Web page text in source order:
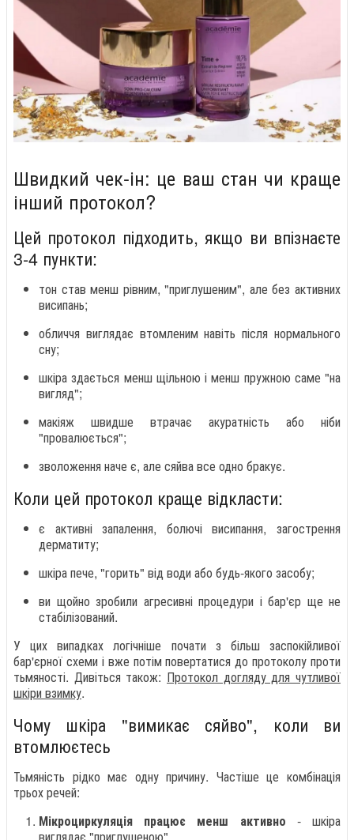
Швидкий чек-ін: це ваш стан чи краще
інший протокол?
Цей протокол підходить, якщо ви впізнаєте
3-4 пункти:
тон став менш рівним, "приглушеним", але без активних
висипань;
обличчя виглядає втомленим навіть після нормального
сну;
шкіра здається менш щільною і менш пружною саме "на
вигляд";
макіяж швидше втрачає акуратність або ніби
"провалюється";
зволоження наче є, але сяйва все одно бракує.
Коли цей протокол краще відкласти:
є активні запалення, болючі висипання, загострення
дерматиту;
шкіра пече, "горить" від води або будь-якого засобу;
ви щойно зробили агресивні процедури і бар'єр ще не
стабілізований.
У цих випадках логічніше почати з більш заспокійливої
бар'єрної схеми і вже потім повертатися до протоколу проти
тьмяності. Дивіться також: Протокол догляду для чутливої
шкіри взимку.
Чому шкіра "вимикає сяйво", коли ви
втомлюєтесь
Тьмяність рідко має одну причину. Частіше це комбінація
трьох речей:
Мікроциркуляція працює менш активно - шкіра
виглядає "приглушеною".